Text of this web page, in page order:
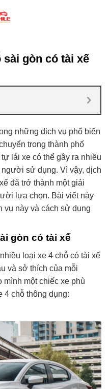
sài gòn có tài xế
những dịch vụ phổ biến
trong thành phố
lái xe có thể gây ra nhiều
sử dụng. Vì vậy, dịch
đã trở thành một giải
lựa chọn. Bài viết này
vụ này và cách sử dụng
gòn có tài xế
loại xe 4 chỗ có tài xế
và sở thích của mỗi
một chiếc xe phù
4 chỗ thông dụng: